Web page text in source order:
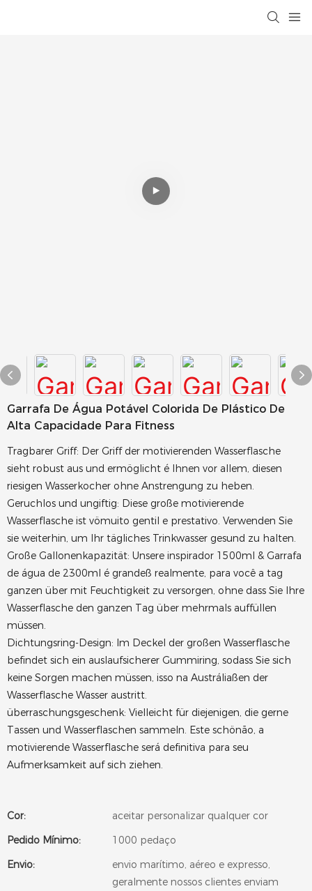
Garrafa De Água Potável Colorida De Plástico De
Alta Capacidade Para Fitness
Tragbarer Griff: Der Griff der motivierenden Wasserflasche
sieht robust aus und ermöglicht é Ihnen vor allem, diesen
riesigen Wasserkocher ohne Anstrengung zu heben.
Geruchlos und ungiftig: Diese große motivierende
Wasserflasche ist vömuito gentil e prestativo. Verwenden Sie
sie weiterhin, um Ihr tägliches Trinkwasser gesund zu halten.
Große Gallonenkapazität: Unsere inspirador 1500ml & Garrafa
de água de 2300ml é grandeß realmente, para você a tag
ganzen über mit Feuchtigkeit zu versorgen, ohne dass Sie Ihre
Wasserflasche den ganzen Tag über mehrmals auffüllen
müssen.
Dichtungsring-Design: Im Deckel der großen Wasserflasche
befindet sich ein auslaufsicherer Gummiring, sodass Sie sich
keine Sorgen machen müssen, isso na Austráliaßen der
Wasserflasche Wasser austritt.
überraschungsgeschenk: Vielleicht für diejenigen, die gerne
Tassen und Wasserflaschen sammeln. Este schönão, a
motivierende Wasserflasche será definitiva para seu
Aufmerksamkeit auf sich ziehen.
Cor:
aceitar personalizar qualquer cor
Pedido Mínimo:
1000 pedaço
Envio:
envio marítimo, aéreo e expresso,
geralmente nossos clientes enviam